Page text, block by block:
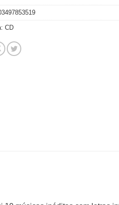
CD